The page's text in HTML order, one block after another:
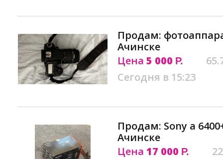
Продам:
Ачинске
Цена 5 000 Р.
Сегодня в 15:23
Продам: Sony a
Ачинске
Цена 17 000 Р.